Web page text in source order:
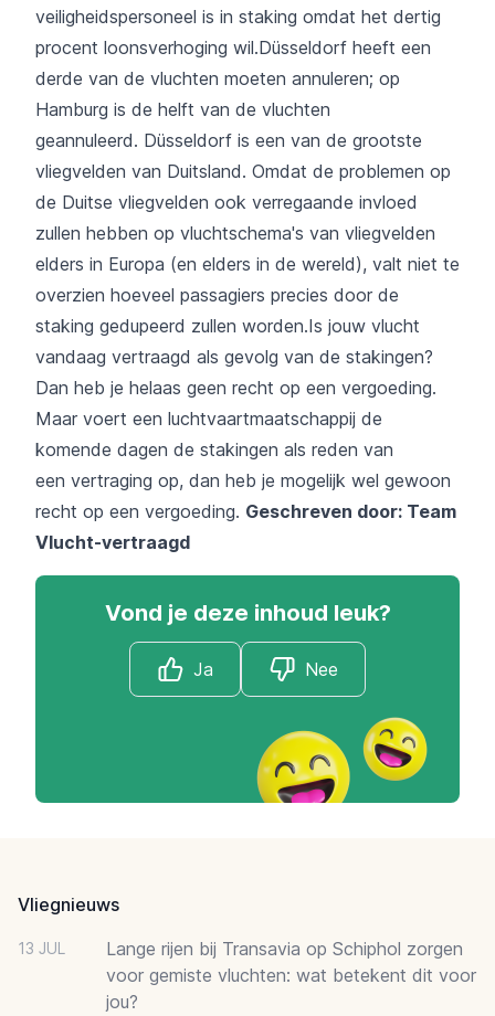
veiligheidspersoneel is in staking omdat het dertig
procent loonsverhoging wil.Düsseldorf heeft een
derde van de vluchten moeten annuleren; op
Hamburg is de helft van de vluchten
geannuleerd. Düsseldorf is een van de grootste
vliegvelden van Duitsland. Omdat de problemen op
de Duitse vliegvelden ook verregaande invloed
zullen hebben op vluchtschema's van vliegvelden
elders in Europa (en elders in de wereld), valt niet te
overzien hoeveel passagiers precies door de
staking gedupeerd zullen worden.Is jouw vlucht
vandaag vertraagd als gevolg van de stakingen?
Dan heb je helaas geen recht op een vergoeding.
Maar voert een luchtvaartmaatschappij de
komende dagen de stakingen als reden van
een vertraging op, dan heb je mogelijk wel gewoon
recht op een vergoeding. Geschreven door: Team
Vlucht-vertraagd
Vond je deze inhoud leuk?
Ja Nee
Vliegnieuws
13 JUL
Lange rijen bij Transavia op Schiphol zorgen
voor gemiste vluchten: wat betekent dit voor
jou?